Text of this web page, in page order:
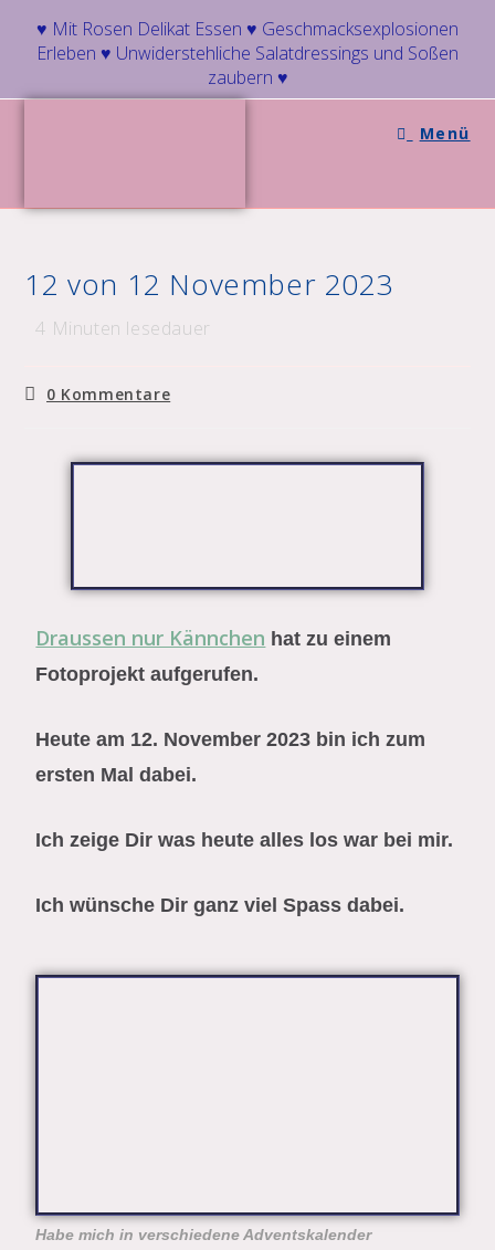
♥ Mit Rosen Delikat Essen ♥ Geschmacksexplosionen
Erleben ♥ Unwiderstehliche Salatdressings und Soßen
zaubern ♥
Menü
12 von 12 November 2023
4 Minuten lesedauer
0 Kommentare
Draussen nur Kännchen hat zu einem
Fotoprojekt aufgerufen.
Heute am 12. November 2023 bin ich zum
ersten Mal dabei.
Ich zeige Dir was heute alles los war bei mir.
Ich wünsche Dir ganz viel Spass dabei.
Habe mich in verschiedene Adventskalender